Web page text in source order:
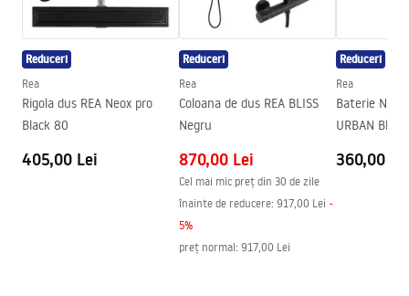
Inaltime usa de cabina
195
Material profile
Aluminiu
Material suporturi
Alama
Direcția deschiderii
spre exterior și spre interior
Acoperire Easy Clean
Finisarea profiilor
Negru
Da
24 luni
Reduceri
Rea
Rigola dus REA Neox pro
Black 80
405,00 Lei
Reduceri
Rea
Coloana de dus REA BLISS
Negru
870,00 Lei
Cel mai mic preț din 30 de zile
înainte de reducere: 917,00 Lei -
5%
preț normal: 917,00 Lei
Reduceri
Rea
Baterie
URBAN Black
360,00